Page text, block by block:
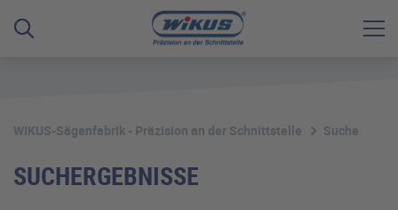
WIKUS-Sägenfabrik - Präzision an der Schnittstelle Suche
SUCHERGEBNISSE